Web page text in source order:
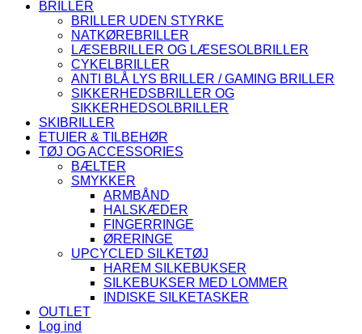
BRILLER
BRILLER UDEN STYRKE
NATKØREBRILLER
LÆSEBRILLER OG LÆSESOLBRILLER
CYKELBRILLER
ANTI BLÅ LYS BRILLER / GAMING BRILLER
SIKKERHEDSBRILLER OG
SIKKERHEDSOLBRILLER
SKIBRILLER
ETUIER & TILBEHØR
TØJ OG ACCESSORIES
BÆLTER
SMYKKER
ARMBÅND
HALSKÆDER
FINGERRINGE
ØRERINGE
UPCYCLED SILKETØJ
HAREM SILKEBUKSER
SILKEBUKSER MED LOMMER
INDISKE SILKETASKER
OUTLET
Log ind